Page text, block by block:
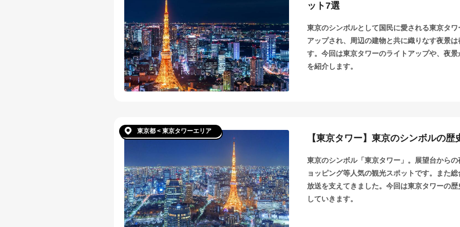
ット7選
東京のシンボルとして国民に愛される東京タ
アップされ、周辺の建物と共に織りなす夜景
す。今回は東京タワーのライトアップや、夜
を紹介します。
東京都 < 東京タワーエリア
【東京タワー】東京のシンボルの
東京のシンボル「東京タワー」。展望台から
ョッピング等人気の観光スポットです。また
放送を支えてきました。今回は東京タワーの
していきます。